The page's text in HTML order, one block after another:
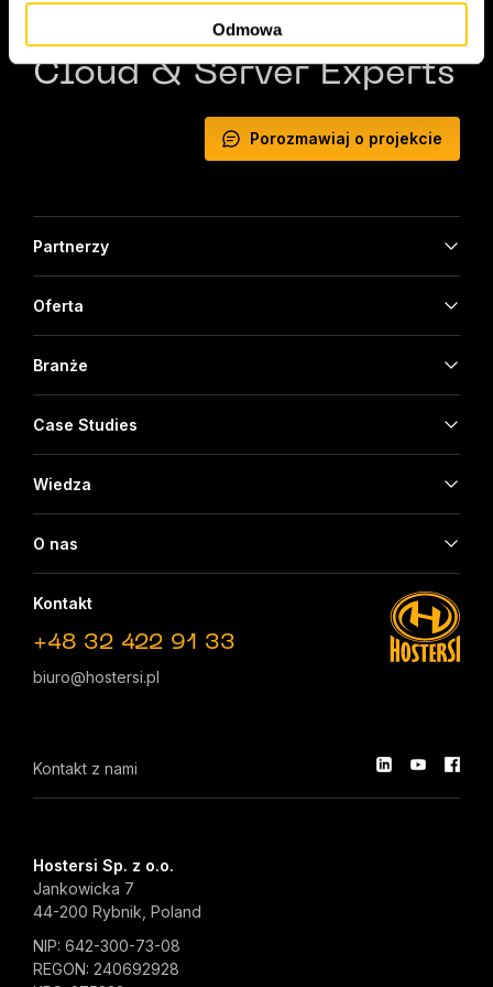
Odmowa
Cloud & Server Experts
Porozmawiaj o projekcie
Partnerzy
Oferta
Branże
Case Studies
Wiedza
O nas
Kontakt
+48 32 422 91 33
biuro@hostersi.pl
Kontakt z nami
Hostersi Sp. z o.o.
Jankowicka 7
44-200 Rybnik, Poland
NIP: 642-300-73-08
REGON: 240692928